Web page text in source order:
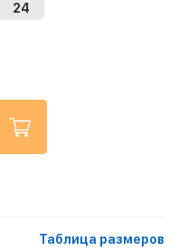
24
Таблица размеров